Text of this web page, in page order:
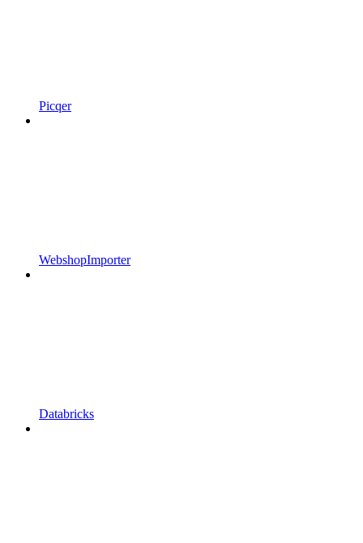
Picqer
WebshopImporter
Databricks